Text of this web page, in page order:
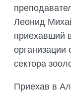
Леонид
приехавший
организации
сектора
Приехав в